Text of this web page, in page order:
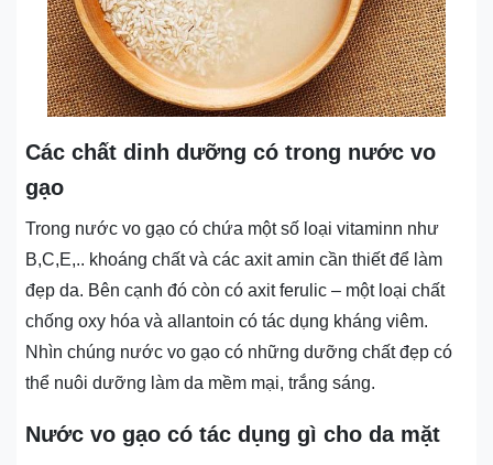
Các chất dinh dưỡng có trong nước vo
gạo
Trong nước vo gạo có chứa một số loại vitaminn như
B,C,E,.. khoáng chất và các axit amin cần thiết để làm
đẹp da. Bên cạnh đó còn có axit ferulic – một loại chất
chống oxy hóa và allantoin có tác dụng kháng viêm.
Nhìn chúng nước vo gạo có những dưỡng chất đẹp có
thể nuôi dưỡng làm da mềm mại, trắng sáng.
Nước vo gạo có tác dụng gì cho da mặt